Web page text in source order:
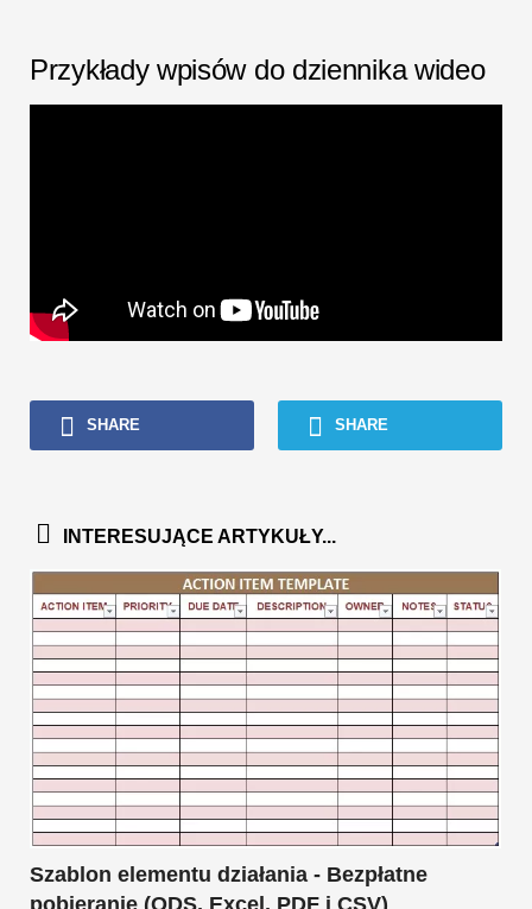
Przykłady wpisów do dziennika wideo
SHARE SHARE
INTERESUJĄCE ARTYKUŁY...
Szablon elementu działania - Bezpłatne
pobieranie (ODS, Excel, PDF i CSV)